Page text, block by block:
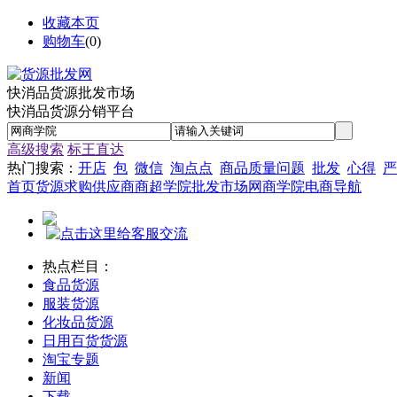
收藏本页
购物车(0)
快消品货源批发市场
快消品货源分销平台
高级搜索 标王直达
热门搜索： 开店 包 微信 淘点点 商品质量问题 批发 心得
首页货源求购供应商商超学院批发市场网商学院电商导航
热点栏目：
食品货源
服装货源
化妆品货源
日用百货货源
淘宝专题
新闻